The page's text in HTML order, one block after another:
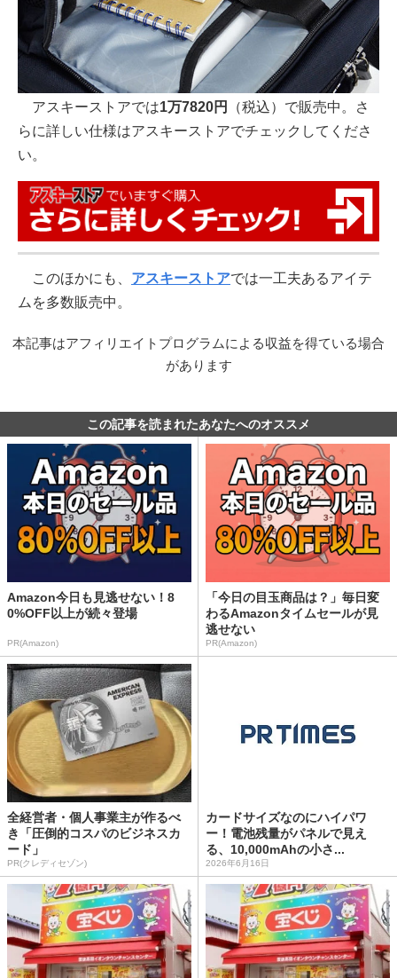
アスキーストアでは1万7820円
（税込）で販売中。さ
らに詳しい仕様はアスキーストアでチェックしてくださ
い。
このほかにも、 アスキーストアでは一工夫あるアイテ
ムを多数販売中。
本記事はアフィリエイトプログラムによる収益を得ている場合
があります
この記事を読まれたあなたへのオススメ
Amazon今日も見逃せない！8
0%OFF以上が続々登場
PR(Amazon)
「今日の目玉商品は？」毎日変
わるAmazonタイムセールが見
逃せない
PR(Amazon)
全経営者・個人事業主が作るべ
き「圧倒的コスパのビジネスカ
ード」
PR(クレディセゾン)
カードサイズなのにハイパワ
ー！電池残量がパネルで見え
る、10,000mAhの小さ...
2026年6月16日